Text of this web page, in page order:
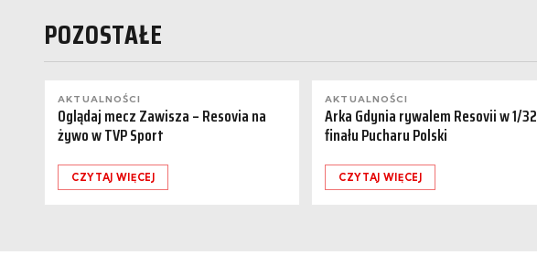
POZOSTAŁE
AKTUALNOŚCI
Oglądaj mecz Zawisza – Resovia na
żywo w TVP Sport
CZYTAJ WIĘCEJ
AKTUALNOŚCI
Arka Gdynia rywalem Resovii w 1/32
finału Pucharu Polski
CZYTAJ WIĘCEJ